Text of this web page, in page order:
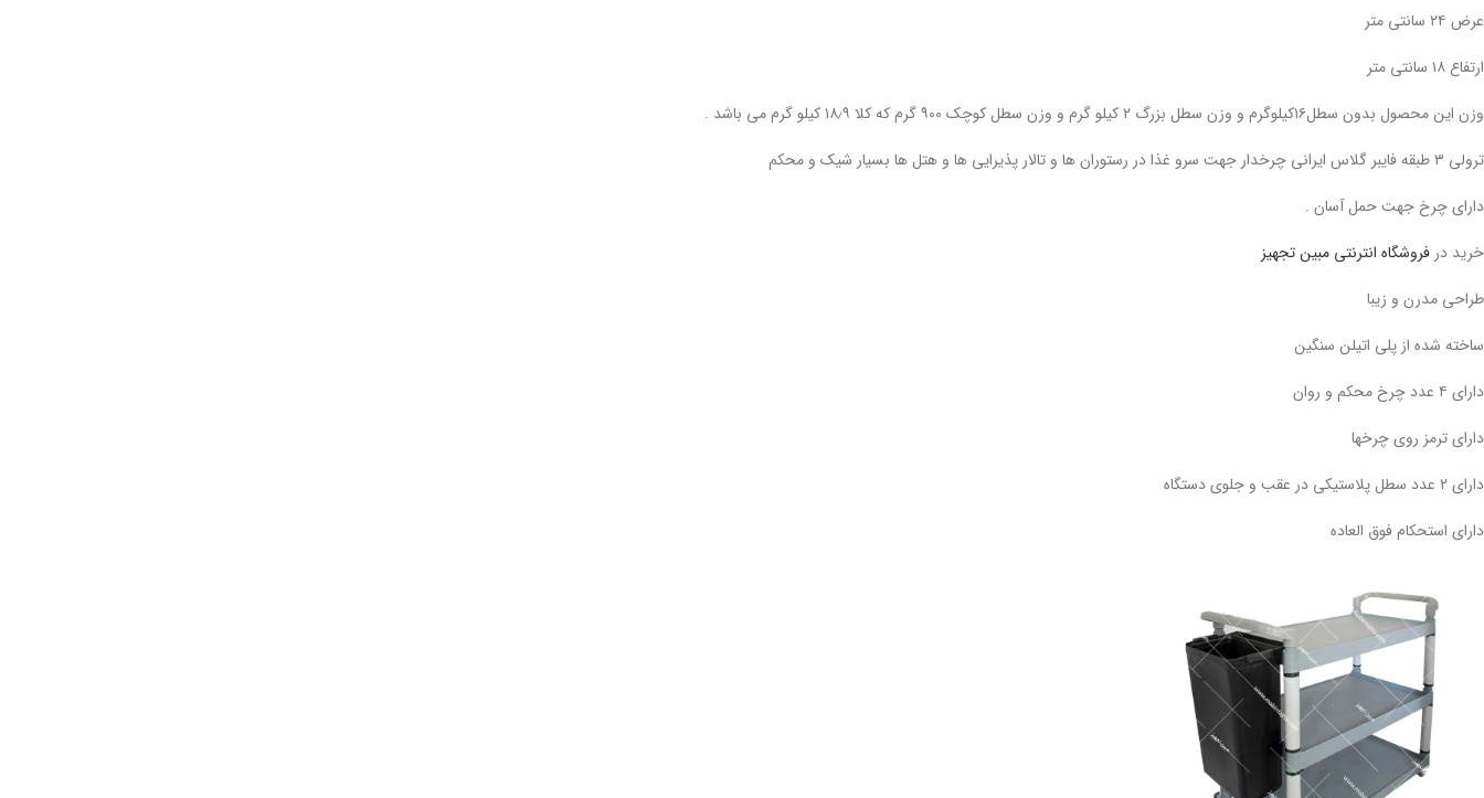
عرض ۲۴ سانتی متر
ارتفاع ۱۸ سانتی متر
وزن این محصول بدون سطل۱۶کیلوگرم و وزن سطل بزرگ ۲ کیلو گرم و وزن سطل کوچک ۹۰۰ گرم که کلا ۱۸٫۹ کیلو گرم می باشد .
ترولی ۳ طبقه فایبر گلاس ایرانی چرخدار جهت سرو غذا در رستوران ها و تالار پذیرایی ها و هتل ها بسیار شیک و محکم
دارای چرخ جهت حمل آسان .
خرید در فروشگاه انترنتی مبین تجهیز
طراحی مدرن و زیبا
ساخته شده از پلی اتیلن سنگین
دارای ۴ عدد چرخ محکم و روان
دارای ترمز روی چرخها
دارای ۲ عدد سطل پلاستیکی در عقب و جلوی دستگاه
دارای استحکام فوق العاده